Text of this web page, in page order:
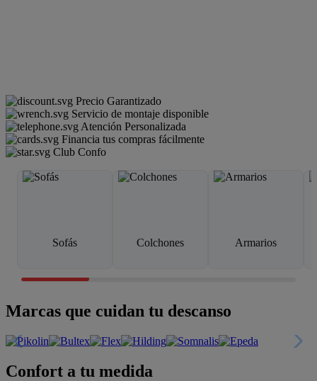
Precio Garantizado
Servicio de montaje disponible
Atención Personalizada
Financia tus compras fácilmente
Club Confo
Sofás Colchones Armarios
Marcas que cuidan tu descanso
Confort a tu medida